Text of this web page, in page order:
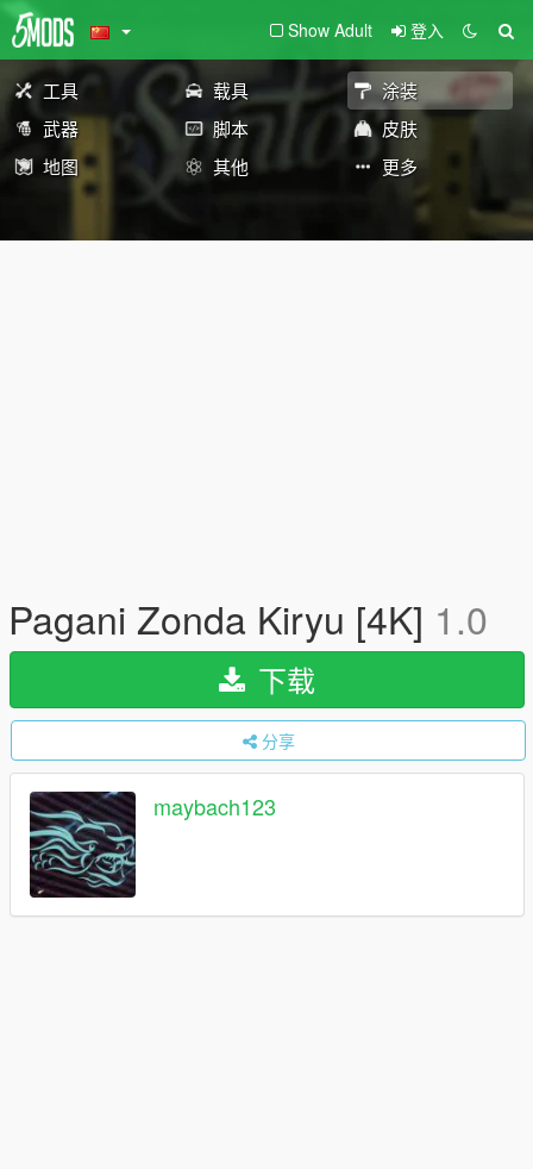
Show Adult 登入
工具 载具
涂装
武器
脚本
皮肤
地图
其他 更多
Pagani Zonda Kiryu [4K] 1.0
下载
分享
maybach123